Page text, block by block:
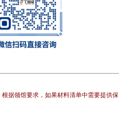
根据领馆要求，如果材料清单中需要提供保